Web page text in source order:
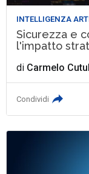
INTELLIGENZA
Sicurezza e
l'impatto
di Carmelo
Condividi